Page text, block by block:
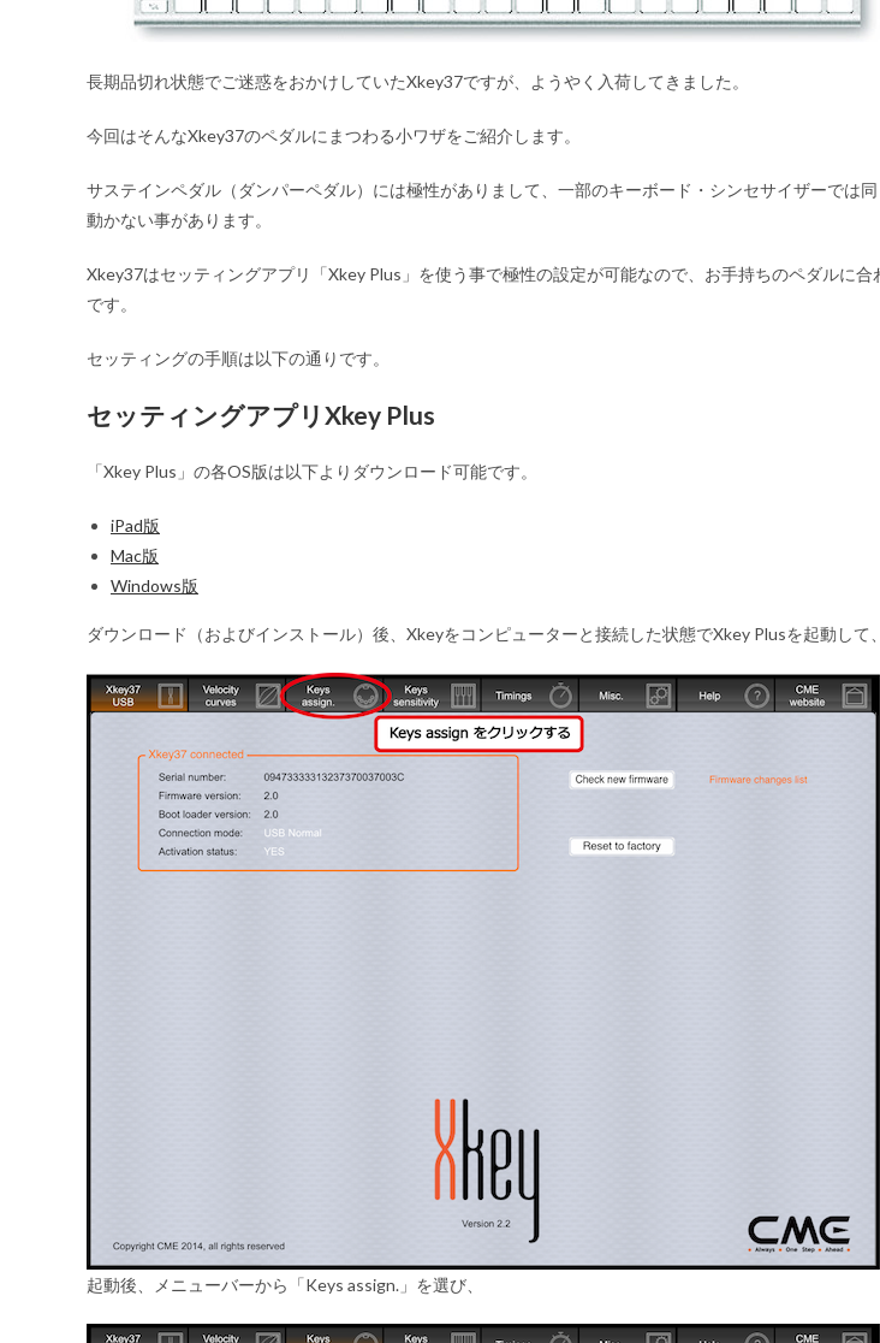
長期品切れ状態でご迷惑をおかけしていたXkey37ですが、ようやく入荷してきました。
今回はそんなXkey37のペダルにまつわる小ワザをご紹介します。
サステインペダル（ダンパーペダル）には極性がありまして、一部のキーボード・シンセサイザーでは
動かない事があります。
Xkey37はセッティングアプリ「Xkey Plus」を使う事で極性の設定が可能なので、お手持ちのペダルに
です。
セッティングの手順は以下の通りです。
セッティングアプリXkey Plus
「Xkey Plus」の各OS版は以下よりダウンロード可能です。
iPad版
Mac版
Windows版
ダウンロード（およびインストール）後、Xkeyをコンピューターと接続した状態でXkey Plusを起動して、
起動後、メニューバーから「Keys assign.」を選び、